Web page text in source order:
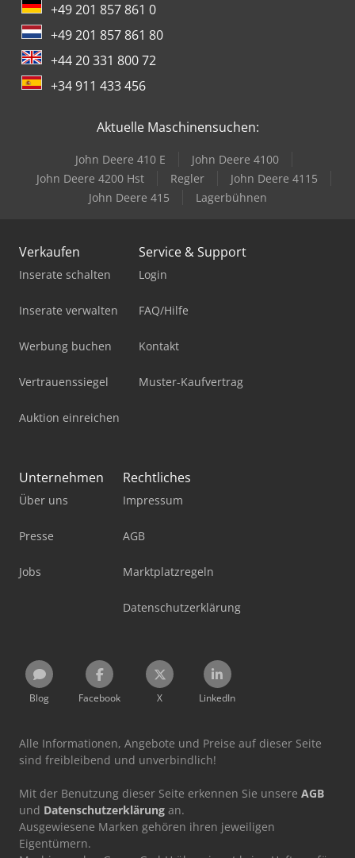
+49 201 857 861 0
+49 201 857 861 80
+44 20 331 800 72
+34 911 433 456
Aktuelle Maschinensuchen:
John Deere 410 E
John Deere 4100
John Deere 4200 Hst
Regler
John Deere 4115
John Deere 415
Lagerbühnen
Verkaufen
Inserate schalten
Inserate verwalten
Werbung buchen
Vertrauenssiegel
Auktion einreichen
Service & Support
Login
FAQ/Hilfe
Kontakt
Muster-Kaufvertrag
Unternehmen
Über uns
Presse
Jobs
Rechtliches
Impressum
AGB
Marktplatzregeln
Datenschutzerklärung
Blog Facebook X LinkedIn
Alle Informationen, Angebote und Preise auf dieser Seite
sind freibleibend und unverbindlich!
Mit der Benutzung dieser Seite erkennen Sie unsere AGB
und Datenschutzerklärung an.
Ausgewiesene Marken gehören ihren jeweiligen
Eigentümern.